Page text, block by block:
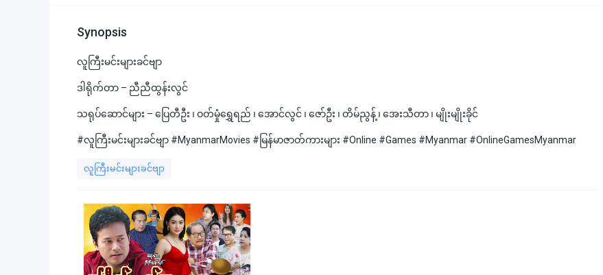
Synopsis
လူကြီးမင်းများခင်ဗျာ
ဒါရိုက်တာ – ညီညီထွန်းလွင်
သရုပ်ဆောင်များ – ပြေတီဦး ၊ ဝတ်မှုံရွှေရည် ၊ အောင်လွင် ၊ ဇော်ဦး ၊ တိမ်ညွန့် ၊ အေးသီတာ ၊ မျိုးမျိုးခိုင်‌
#လူကြီးမင်းများခင်ဗျာ #MyanmarMovies #မြန်မာဇာတ်ကားများ #Online #Games #Myanmar #OnlineGamesMyanmar
လူကြီးမင်းများခင်ဗျာ